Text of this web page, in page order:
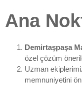
Ana
Demirtaşpaşa
özel çözüm
Uzman
memnuniyetini